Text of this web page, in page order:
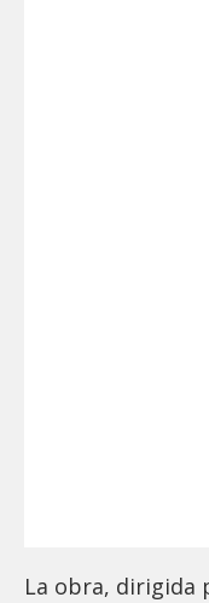
La obra, dirigida